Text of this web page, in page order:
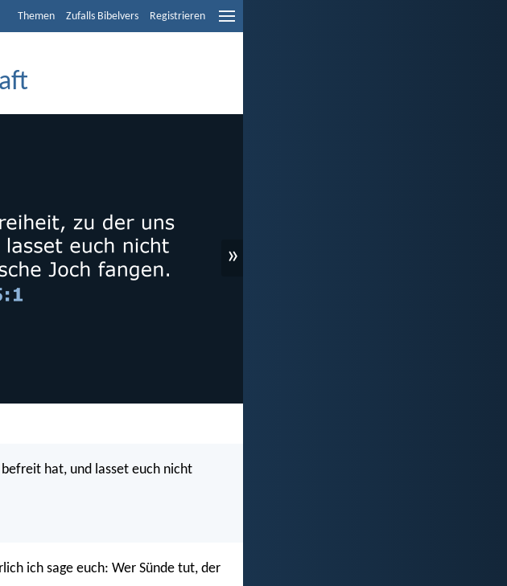
Themen Zufalls Bibelvers Registrieren
»
hat, und lasset euch nicht
ich sage euch: Wer Sünde tut, der